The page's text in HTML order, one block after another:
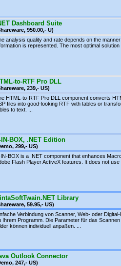
Dashboard Suite
950.00,- U)
analysis quality and rate depends on the
is represented. The most optimal solution
to-RTF Pro DLL
239,- US)
HTML-to-RTF Pro DLL component converts
files into good-looking RTF with tables or
to text. ...
IN-BOX, .NET Edition
299,- US)
BOX is a .NET component that enhances
Flash Player ActiveX features. It does not use
Library
59.95,- US)
Verbindung von Scanner, Web- oder
Ihrem Programm. Die Parameter für das
können individuell anpaßen. ...
Outlook Connector
247,- US)